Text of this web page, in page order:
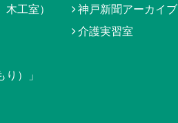
工室）
）」
神戸新聞アーカイブ
介護実習室